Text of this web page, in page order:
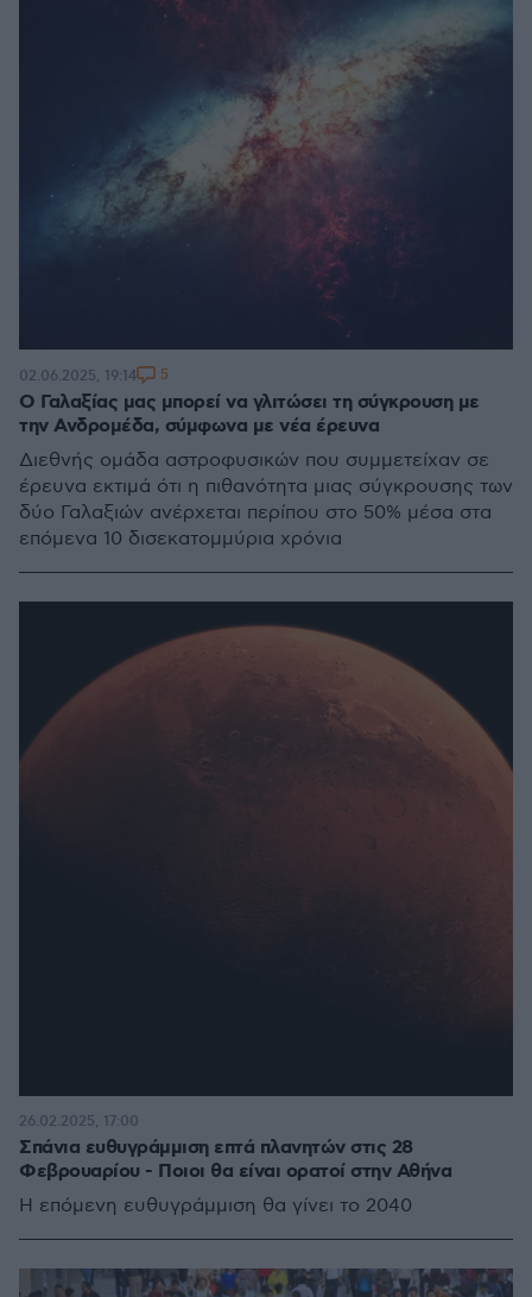
Ο Γαλαξίας μας μπορεί να γλιτώσει τη σύγκρουση με
την Ανδρομέδα, σύμφωνα με νέα έρευνα
Διεθνής ομάδα αστροφυσικών που συμμετείχαν σε
έρευνα εκτιμά ότι η πιθανότητα μιας σύγκρουσης των
δύο Γαλαξιών ανέρχεται περίπου στο 50% μέσα στα
επόμενα 10 δισεκατομμύρια χρόνια
02.06.2025, 19:14 5
Σπάνια ευθυγράμμιση επτά πλανητών στις 28
Φεβρουαρίου - Ποιοι θα είναι ορατοί στην Αθήνα
Η επόμενη ευθυγράμμιση θα γίνει το 2040
26.02.2025, 17:00